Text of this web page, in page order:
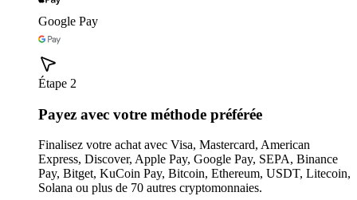
Google Pay
Étape 2
Payez avec votre méthode préférée
Finalisez votre achat avec Visa, Mastercard, American
Express, Discover, Apple Pay, Google Pay, SEPA, Binance
Pay, Bitget, KuCoin Pay, Bitcoin, Ethereum, USDT, Litecoin,
Solana ou plus de 70 autres cryptomonnaies.